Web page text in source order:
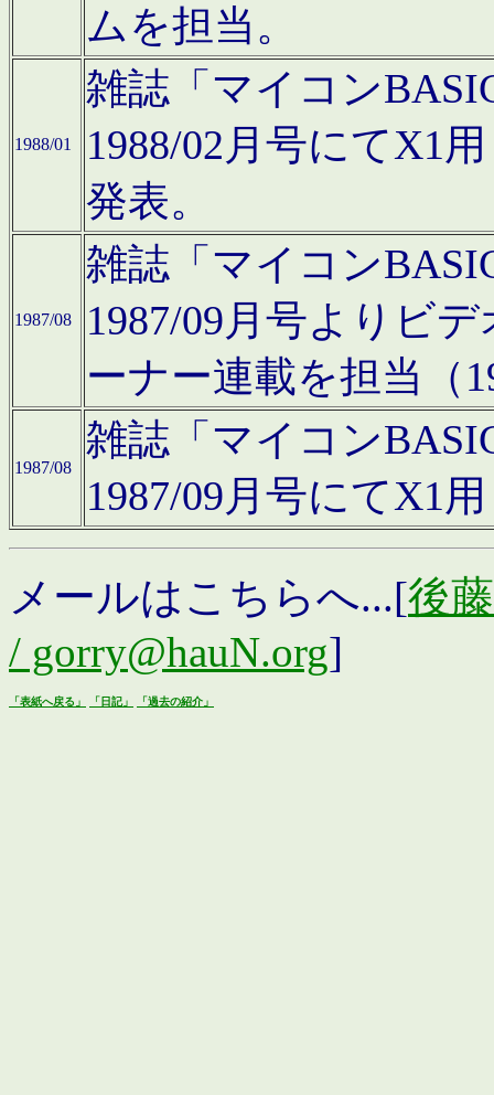
ムを担当。
1988/01
雑誌「マイコン
1988/02月号にてX1
発表。
1987/08
雑誌「マイコン
1987/09月号よりビ
ーナー連載を担当（
1987/08
雑誌「マイコン
1987/09月号にてX1
メールはこちらへ...[後
/ gorry@hauN.org]
「表紙へ戻る」 「日記」 「過去の紹介」